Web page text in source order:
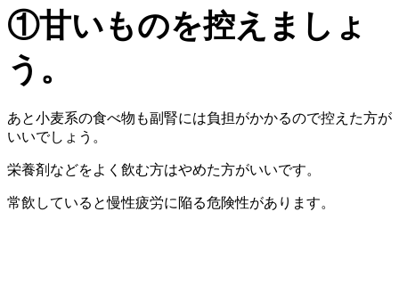
①甘いものを控えましょ
う。
あと小麦系の食べ物も副腎には負担がかかるので控えた方が
いいでしょう。
栄養剤などをよく飲む方はやめた方がいいです。
常飲していると慢性疲労に陥る危険性があります。